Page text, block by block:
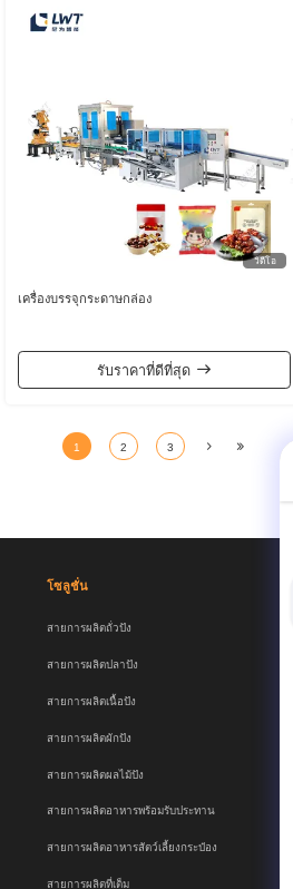
วิดีโอ
เครื่องบรรจุกระดาษกล่อง
รับราคาที่ดีที่สุด
1 2 3
โซลูชั่น
สายการผลิตถั่วปัง
สายการผลิตปลาปัง
สายการผลิตเนื้อปัง
สายการผลิตผักปัง
สายการผลิตผลไม้ปัง
สายการผลิตอาหารพร้อมรับประทาน
สายการผลิตอาหารสัตว์เลี้ยงกระป๋อง
สายการผลิตที่เต็ม